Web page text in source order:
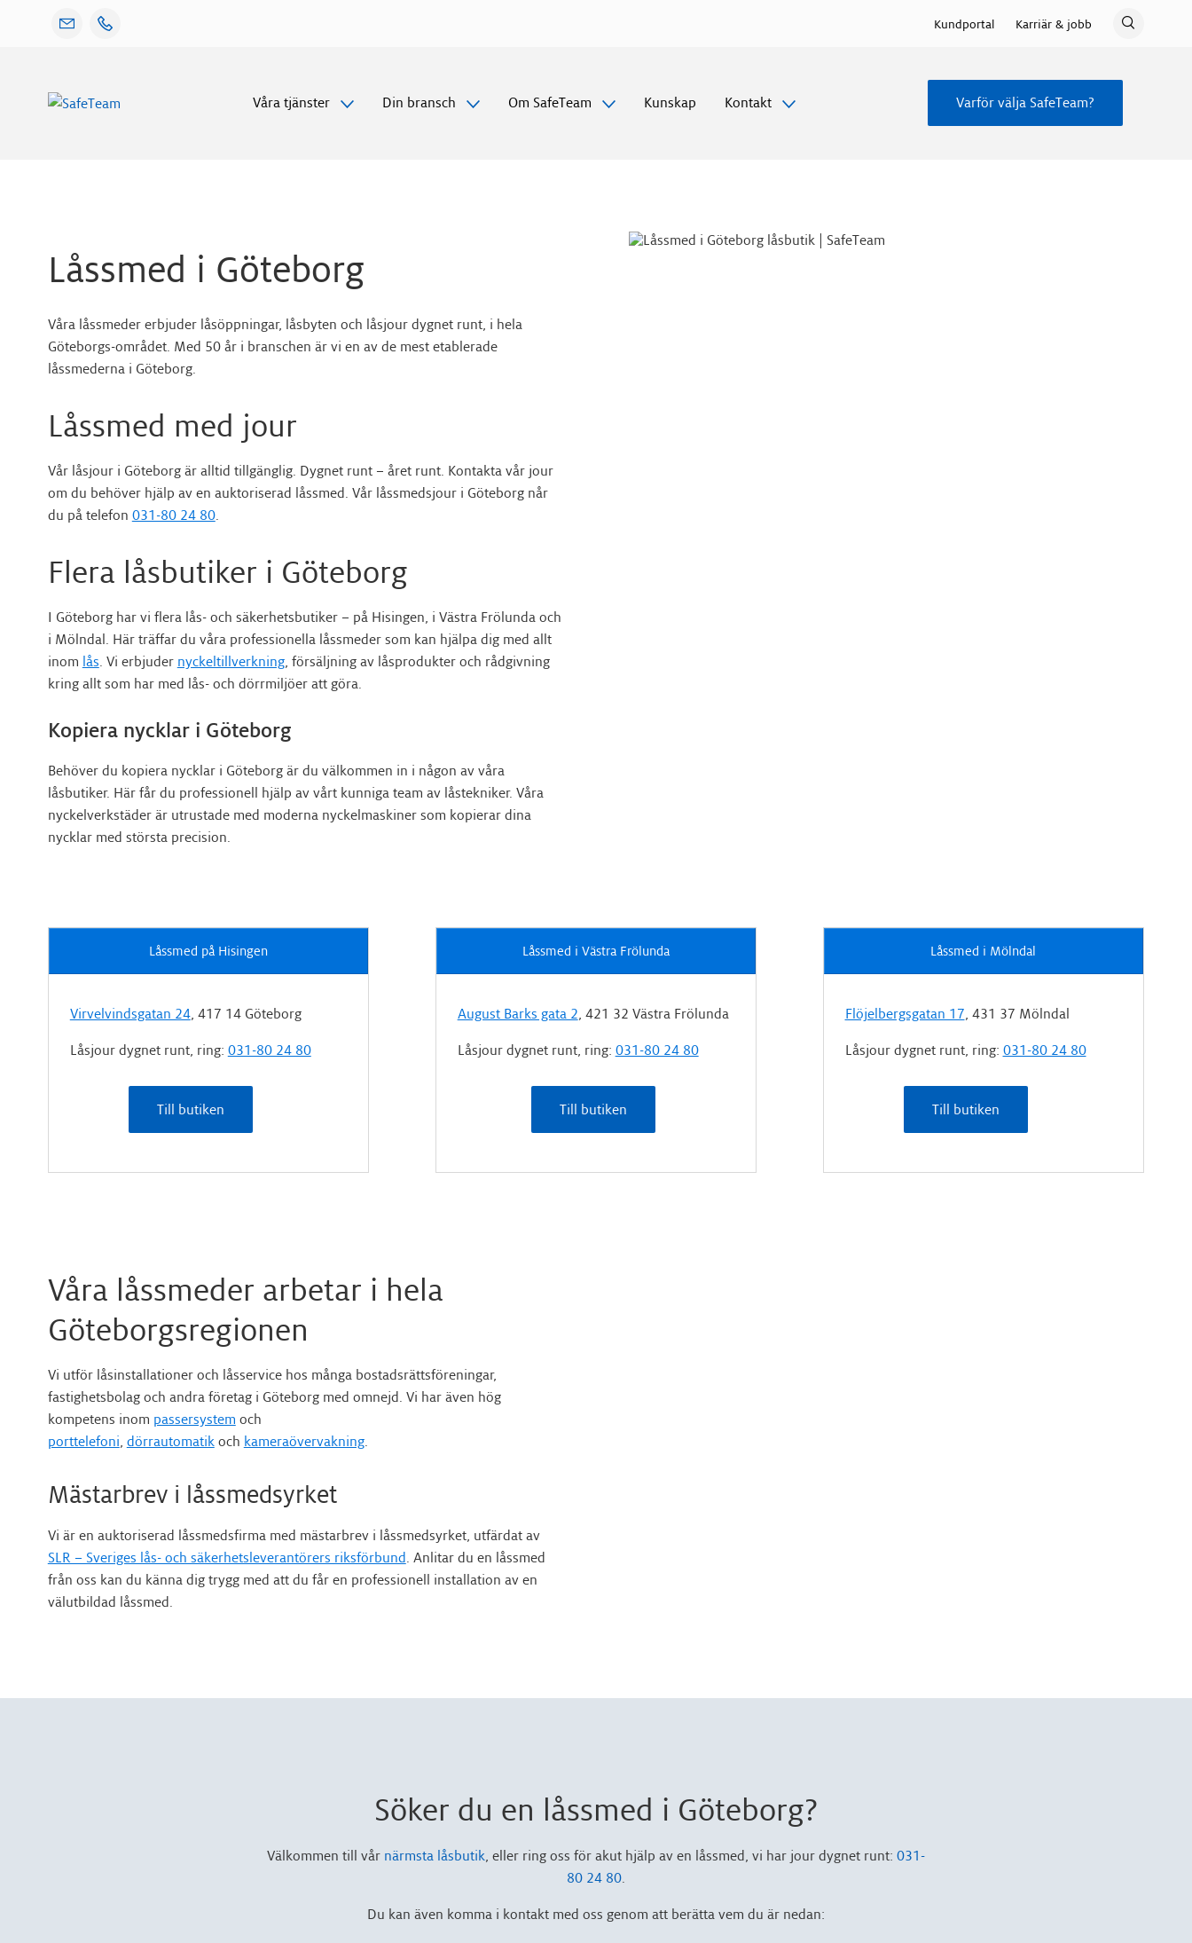
Kundportal Karriär & jobb
GåVåra tjänster Din bransch Om SafeTeam Kunskap Kontakt Varför välja SafeTeam?
Låssmed i Göteborg
Våra låssmeder erbjuder låsöppningar, låsbyten och låsjour dygnet runt, i hela
Göteborgs-området. Med 50 år i branschen är vi en av de mest etablerade
låssmederna i Göteborg.
Låssmed med jour
Vår låsjour i Göteborg är alltid tillgänglig. Dygnet runt – året runt. Kontakta vår jour
om du behöver hjälp av en auktoriserad låssmed. Vår låssmedsjour i Göteborg når
du på telefon 031-80 24 80.
Flera låsbutiker i Göteborg
I Göteborg har vi flera lås- och säkerhetsbutiker – på Hisingen, i Västra Frölunda och
i Mölndal. Här träffar du våra professionella låssmeder som kan hjälpa dig med allt
inom lås. Vi erbjuder nyckeltillverkning, försäljning av låsprodukter och rådgivning
kring allt som har med lås- och dörrmiljöer att göra.
Kopiera nycklar i Göteborg
Behöver du kopiera nycklar i Göteborg är du välkommen in i någon av våra
låsbutiker. Här får du professionell hjälp av vårt kunniga team av låstekniker. Våra
nyckelverkstäder är utrustade med moderna nyckelmaskiner som kopierar dina
nycklar med största precision.
Låssmed på Hisingen
Virvelvindsgatan 24, 417 14 Göteborg
Låsjour dygnet runt, ring: 031-80 24 80
Till butiken
Låssmed i Västra Frölunda
August Barks gata 2, 421 32 Västra Frölunda
Låsjour dygnet runt, ring: 031-80 24 80
Till butiken
Låssmed i Mölndal
Flöjelbergsgatan 17, 431 37 Mölndal
Låsjour dygnet runt, ring: 031-80 24 80
Till butiken
Våra låssmeder arbetar i hela
Göteborgsregionen
Vi utför låsinstallationer och låsservice hos många bostadsrättsföreningar,
fastighetsbolag och andra företag i Göteborg med omnejd. Vi har även hög
kompetens inom passersystem och
porttelefoni dörrautomatik och kameraövervakning.
Mästarbrev i låssmedsyrket
Vi är en auktoriserad låssmedsfirma med mästarbrev i låssmedsyrket, utfärdat av
SLR – Sveriges lås- och säkerhetsleverantörers riksförbund . Anlitar du en låssmed
från oss kan du känna dig trygg med att du får en professionell installation av en
välutbildad låssmed.
Söker du en låssmed i Göteborg?
Välkommen till vår närmsta låsbutik , eller ring oss för akut hjälp av en låssmed, vi har jour dygnet runt: 031-
80 24 80
Du kan även komma i kontakt med oss genom att berätta vem du är nedan: